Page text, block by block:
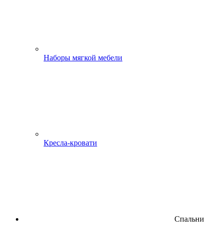
Наборы мягкой мебели
Кресла-кровати
Спальни